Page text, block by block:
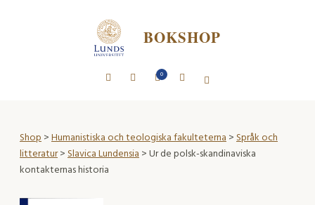
BOKSHOP
0
Shop>Humanistiska och teologiska fakulteterna>Språk och
litteratur>Slavica Lundensia> Ur de polsk-skandinaviska
kontakternas historia